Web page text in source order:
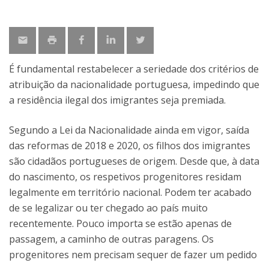
É fundamental restabelecer a seriedade dos critérios de
atribuição da nacionalidade portuguesa, impedindo que
a residência ilegal dos imigrantes seja premiada.
Segundo a Lei da Nacionalidade ainda em vigor, saída
das reformas de 2018 e 2020, os filhos dos imigrantes
são cidadãos portugueses de origem. Desde que, à data
do nascimento, os respetivos progenitores residam
legalmente em território nacional. Podem ter acabado
de se legalizar ou ter chegado ao país muito
recentemente. Pouco importa se estão apenas de
passagem, a caminho de outras paragens. Os
progenitores nem precisam sequer de fazer um pedido